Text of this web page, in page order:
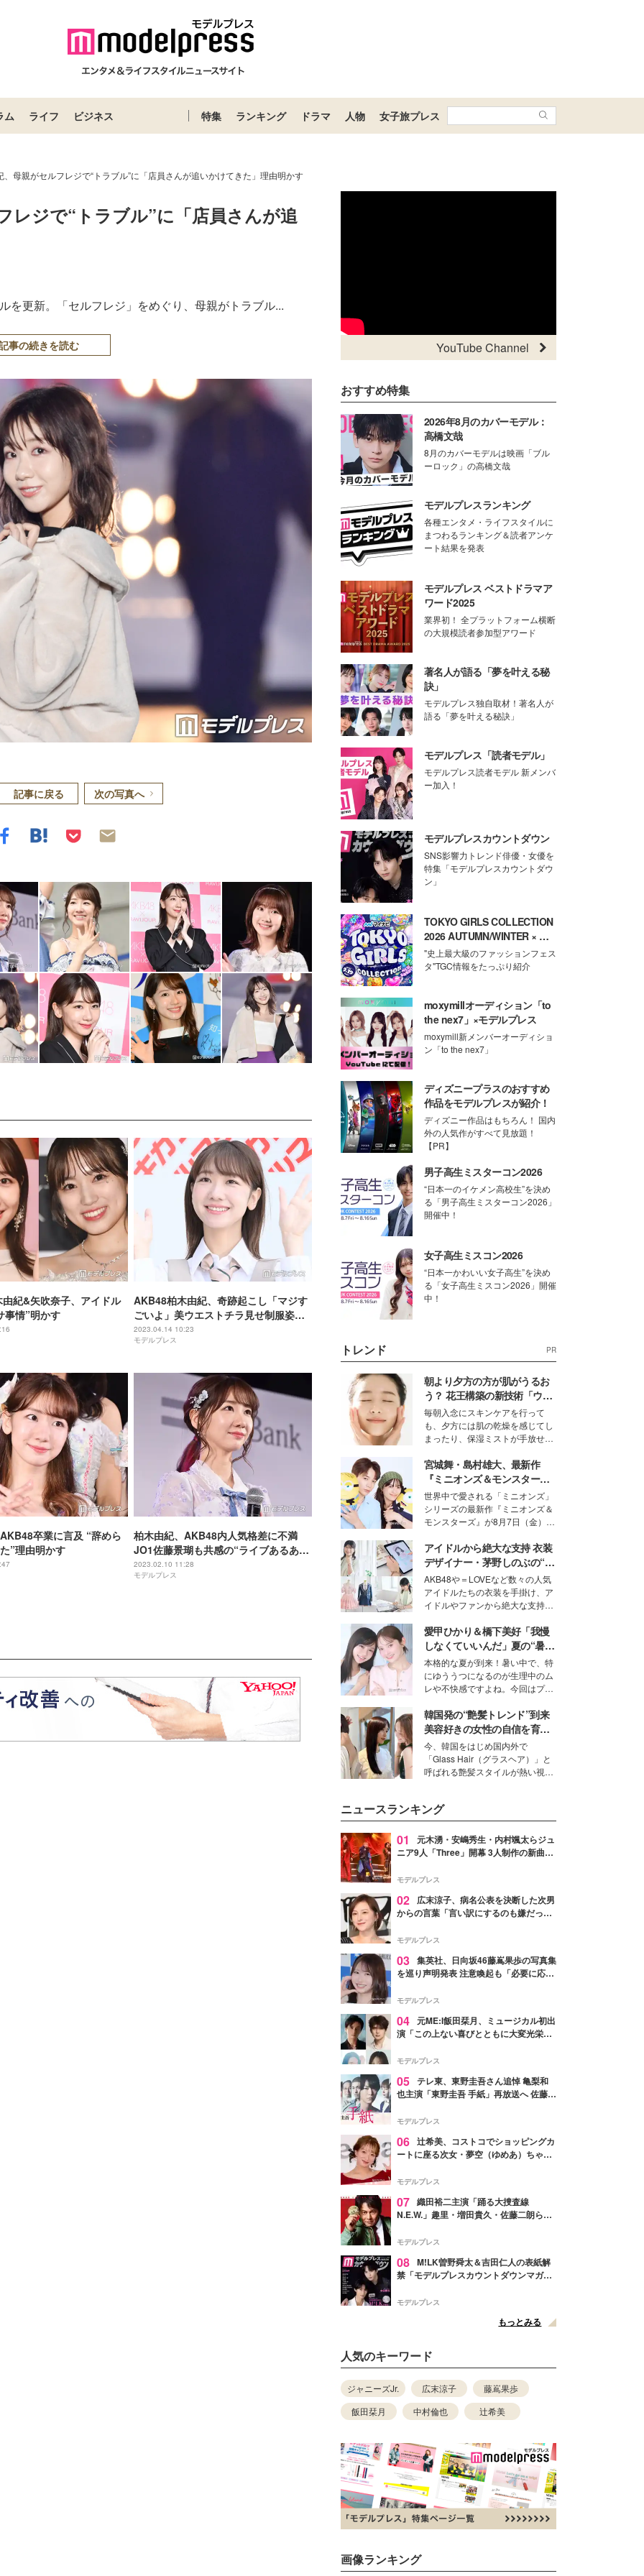
ム ライフ ビジネス 特集 ランキング ドラマ 人物 女子旅プレス
、母親がセルフレジで“トラブル”に「店員さんが追いかけてきた」理由明かす
レジで“トラブル”に「店員さんが追
を更新。「セルフレジ」をめぐり、母親がトラブル...
事の続きを読む
記事に戻る 次の写真へ
紀&矢吹奈子、アイドル
事情”明かす
AKB48柏木由紀、奇跡起こし「マジす
ごいよ」美ウエストチラ見せ制服姿で
登場
2023.04.14 10:23
モデルプレス
卒業に言及 “辞めら
”理由明かす
柏木由紀、AKB48内人気格差に不満
JO1佐藤景瑚も共感の“ライブあるあ
る”とは
2023.02.10 11:28
モデルプレス
YouTube Channel
おすすめ特集
2026年8月のカバーモデル：
高橋文哉
8月のカバーモデルは映画「ブル
ーロック」の高橋文哉
モデルプレスランキング
各種エンタメ・ライフスタイルに
まつわるランキング＆読者アンケ
ート結果を発表
モデルプレス ベストドラマア
ワード2025
業界初！ 全プラットフォーム横断
の大規模読者参加型アワード
著名人が語る「夢を叶える秘
訣」
モデルプレス独自取材！著名人が
語る「夢を叶える秘訣」
モデルプレス「読者モデル」
モデルプレス読者モデル 新メンバ
ー加入！
モデルプレスカウントダウン
SNS影響力トレンド俳優・女優を
特集「モデルプレスカウントダウ
ン」
TOKYO GIRLS COLLECTION
2026 AUTUMN/WINTER × モ
デルプレス
"史上最大級のファッションフェス
タ"TGC情報をたっぷり紹介
moxymillオーディション「to
the nex7」×モデルプレス
moxymill新メンバーオーディショ
ン「to the nex7」
ディズニープラスのおすすめ
作品をモデルプレスが紹介！
ディズニー作品はもちろん！ 国内
外の人気作がすべて見放題！
【PR】
男子高生ミスターコン2026
“日本一のイケメン高校生”を決め
る「男子高生ミスターコン2026」
開催中！
女子高生ミスコン2026
“日本一かわいい女子高生”を決め
る「女子高生ミスコン2026」開催
中！
トレンド PR
朝より夕方の方が肌がうるお
う？ 花王構築の新技術「ウォ
ーターキャプチャリングスキ
ン（捕水肌）」がスキンケア
の常識を変える予感
毎朝入念にスキンケアを行って
も、夕方には肌の乾燥を感じてし
まったり、保湿ミストが手放せな
な美容の常識を大きく変える可能
性を秘めた、革新的な「Water
Capturing Skin（ウォーターキャ
プチャリングスキン：捕水肌）」
技術を、花王が構築した。
宮城舞・島村雄大、最新作
『ミニオンズ＆モンスター
ズ』の魅力熱弁 ハチャメチャ
だけじゃない“友情と絆”に感
動
世界中で愛される「ミニオンズ」
シリーズの最新作『ミニオンズ＆
モンスターズ』が8月7日（金）に
ニオン好き”という共通点を持つモ
デルの宮城舞と島村雄大の特別対
談をお届け！それぞれの視点か
ら、今作ならではの魅力や予想外
の感動をもたらす奥深いストーリ
ーについて熱く語り合ってもらっ
た。
アイドルから絶大な支持 衣装
デザイナー・茅野しのぶの“可
愛い”を作る美学＜「シチズン
クロスシー」インタビュー＞
AKB48や＝LOVEなど数々の人気
アイドルたちの衣装を手掛け、ア
イドルやファンから絶大な支持を
取締役兼クリエイティブディレク
ター・茅野しのぶ。一人ひとりの
個性に寄り添い、魅力を引き出す
衣装作りは、多くの女性たちに勇
気と自信を与え続けている。
愛甲ひかり＆橋下美好「我慢
しなくていいんだ」夏の“暑さ
対策”の新しい選択肢とは？
本格的な夏が到来！暑い中で、特
にゆううつになるのが生理中のム
レや不快感ですよね。今回はプラ
モデル・愛甲ひかりさんと橋下美
好さんを迎えて本音で女子会トー
ク。猛暑のお出かけを快適に過ご
すヒントや、2人が感動した夏の
生理の新常識にも迫りました。
韓国発の“艶髪トレンド”到来
美容好きの女性の自信を育む
「ヘアケア事情」って？
今、韓国をはじめ国内外で
「Glass Hair（グラスヘア）」と
呼ばれる艶髪スタイルが熱い視線
して、“髪そのものの美しさ”に改
めて注目する人が増えている様
子。今回は、そんな憧れの艶やか
な髪を日常で叶える、美容好きの
ます。
ニュースランキング
01
元木湧・安嶋秀生・内村颯太らジュ
ニア9人「Three」開幕 3人制作の新曲＆
進んで夢を掴みたい」【ゲネプロレポ】
モデルプレス
02
広末涼子、病名公表を決断した次男
からの言葉「言い訳にするのも嫌だっ
モデルプレス
03 集英社、日向坂46藤嶌果歩の写真集
を巡り声明発表 注意喚起も「必要に応じ
モデルプレス
04 元ME:I飯田栞月、ミュージカル初出
演「この上ない喜びとともに大変光栄」
ャスト発表
モデルプレス
05 テレ東、東野圭吾さん追悼 亀梨和
也主演「東野圭吾 手紙」再放送へ 佐藤隆
モデルプレス
06 辻希美、コストコでショッピングカ
ートに座る次女・夢空（ゆめあ）ちゃん
ぎ」「成長を感じる」の声
モデルプレス
07 織田裕二主演「踊る大捜査線
N.E.W.」趣里・増田貴久・佐藤二朗ら新
徴する“謎のキーワード”も
モデルプレス
08 M!LK曽野舜太＆吉田仁人の表紙解
禁「モデルプレスカウントダウンマガジ
モデルプレス
もっとみる
人気のキーワード
ジャニーズJr. 広末涼子
藤嶌果歩
飯田栞月
中村倫也 辻希美
画像ランキング